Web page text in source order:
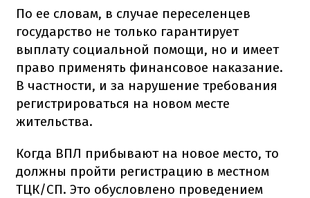
По ее словам, в случае переселенцев
государство не только гарантирует
выплату социальной помощи, но и имеет
право применять финансовое наказание.
В частности, и за нарушение требования
регистрироваться на новом месте
жительства.
Когда ВПЛ прибывают на новое место, то
должны пройти регистрацию в местном
ТЦК/СП. Это обусловлено проведением